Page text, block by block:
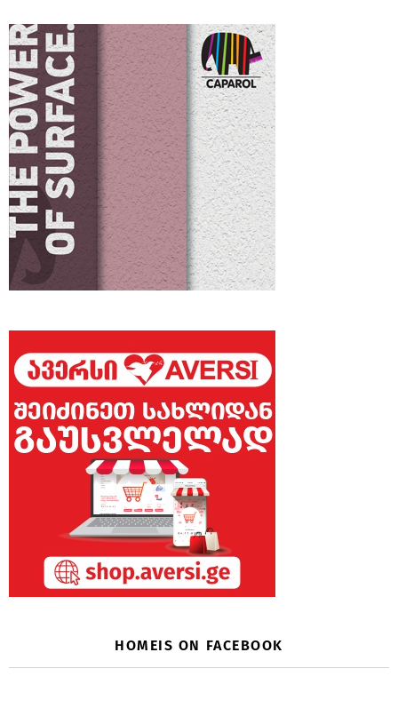
HOMEIS ON FACEBOOK